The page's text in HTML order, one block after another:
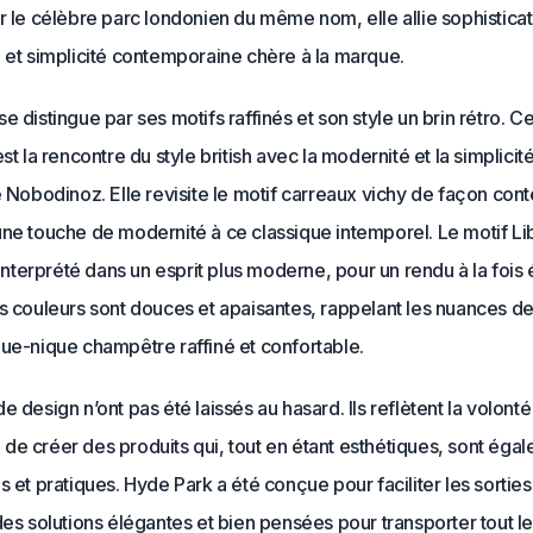
le célèbre parc londonien du même nom, elle allie
simplicité contemporaine chère à la marque.
distingue par ses motifs raffinés et son style un brin rétro.
la rencontre du style british avec la modernité et la
Nobodinoz. Elle revisite le motif carreaux vichy de façon
touche de modernité à ce classique intemporel. Le motif
dans un esprit plus moderne, pour un rendu à la fois
couleurs sont douces et apaisantes, rappelant les nuances
nique champêtre raffiné et confortable.
design n’ont pas été laissés au hasard. Ils reflètent la
créer des produits qui, tout en étant esthétiques, sont
et pratiques. Hyde Park a été conçue pour faciliter les
solutions élégantes et bien pensées pour transporter tout le